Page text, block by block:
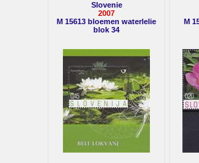
Slovenie
2007
M 15613 bloemen waterlelie
blok 34
M